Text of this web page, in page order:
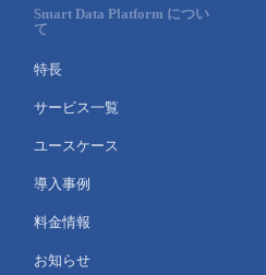
Smart Data Platform につい
て
特長
サービス一覧
ユースケース
導入事例
料金情報
お知らせ